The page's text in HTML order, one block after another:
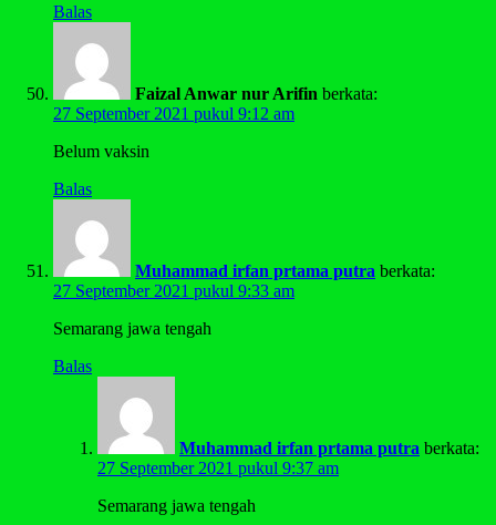
Balas
Faizal Anwar nur Arifin berkata:
27 September 2021 pukul 9:12 am
Belum vaksin
Balas
Muhammad irfan prtama putra berkata:
27 September 2021 pukul 9:33 am
Semarang jawa tengah
Balas
Muhammad irfan prtama putra berkata:
27 September 2021 pukul 9:37 am
Semarang jawa tengah